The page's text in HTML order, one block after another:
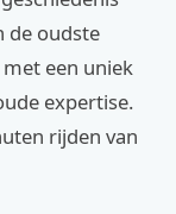
de oudste
een uniek
expertise.
rijden van